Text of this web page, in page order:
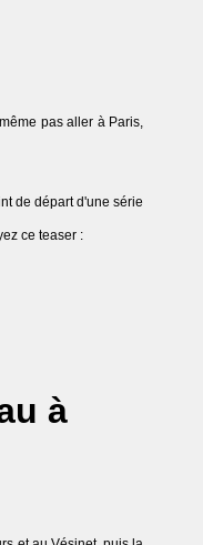
pas aller à Paris,
de départ d'une série
ce teaser :
à